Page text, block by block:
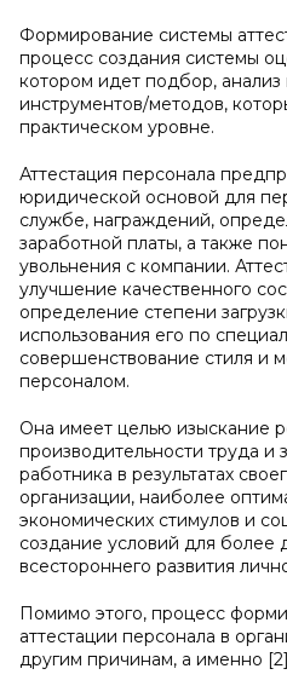
Формирование системы
процесс создания системы
котором идет подбор,
инструментов/методов,
практическом уровне.
Аттестация персонала
юридической основой для
службе, награждений,
заработной платы, а также
увольнения с компании.
улучшение качественного
определение степени
использования его по
совершенствование стиля и
персоналом.
Она имеет целью изыскание
производительности труда и
работника в результатах
организации, наиболее
экономических стимулов и
создание условий для более
всестороннего развития
Помимо этого, процесс
аттестации персонала в
другим причинам, а именно